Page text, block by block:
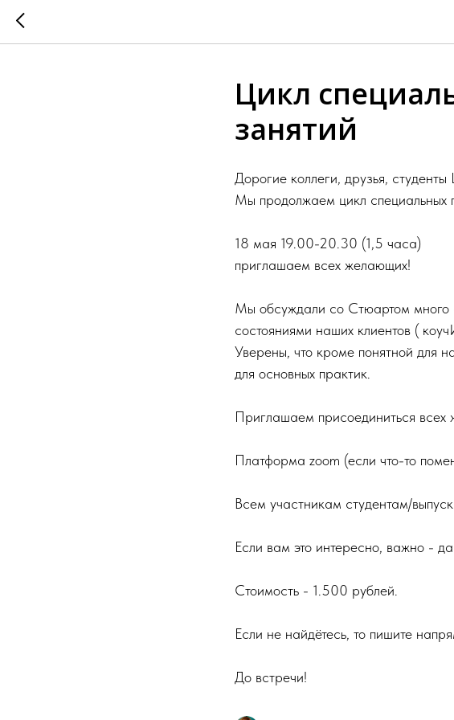
Цикл
занятий
Дорогие коллеги, друзья,
Мы продолжаем цикл специальных
18 мая 19.00-20.30 (1,5 часа)
приглашаем всех желающих!
Мы обсуждали со Стюартом много
состояниями наших клиентов (
Уверены, что кроме понятной для
для основных практик.
Приглашаем присоединиться всех
Платформа zoom (если что-то
Всем участникам студентам/
Если вам это интересно, важно -
Стоимость - 1.500 рублей.
Если не найдётесь, то пишите
До встречи!